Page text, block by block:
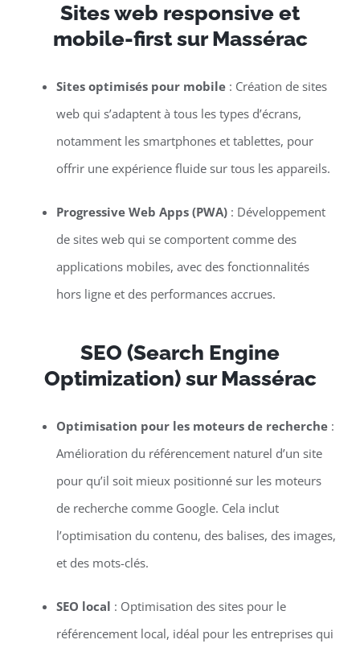
Sites web responsive et
mobile-first sur Massérac
Sites optimisés pour mobile: Création de sites
web qui s’adaptent à tous les types d’écrans,
notamment les smartphones et tablettes, pour
offrir une expérience fluide sur tous les appareils.
Progressive Web Apps (PWA): Développement
de sites web qui se comportent comme des
applications mobiles, avec des fonctionnalités
hors ligne et des performances accrues.
SEO (Search Engine
Optimization) sur Massérac
Optimisation pour les moteurs de recherche:
Amélioration du référencement naturel d’un site
pour qu’il soit mieux positionné sur les moteurs
de recherche comme Google. Cela inclut
l’optimisation du contenu, des balises, des images,
et des mots-clés.
SEO local : Optimisation des sites pour le
référencement local, idéal pour les entreprises qui